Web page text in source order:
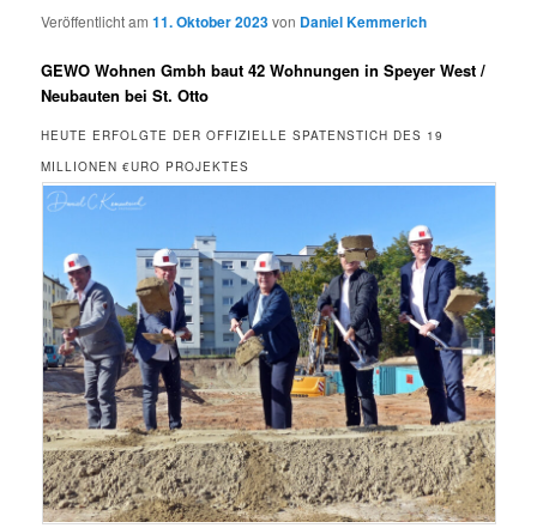
Veröffentlicht am11. Oktober 2023von Daniel Kemmerich
GEWO Wohnen Gmbh baut 42 Wohnungen in Speyer West /
Neubauten bei St. Otto
HEUTE ERFOLGTE DER OFFIZIELLE SPATENSTICH DES 19
MILLIONEN €URO PROJEKTES